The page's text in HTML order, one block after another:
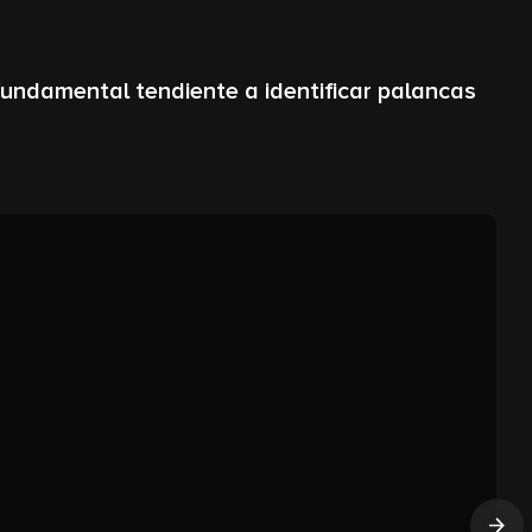
tendiente a identificar palancas